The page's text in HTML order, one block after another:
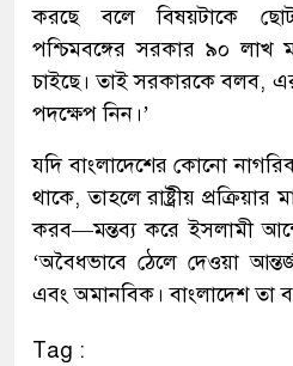
করছে বলে বিষয়টাকে
পশ্চিমবঙ্গের সরকার ৯০ লাখ
চাইছে। তাই সরকারকে বলব,
পদক্ষেপ নিন।’
যদি বাংলাদেশের কোনো
থাকে, তাহলে রাষ্ট্রীয়
করব—মন্তব্য করে ইসলামী
‘অবৈধভাবে ঠেলে দেওয়া
এবং অমানবিক। বাংলাদেশ তা
Tag :